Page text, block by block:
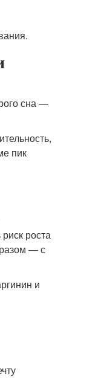
сна —
пик
роста
— с
и